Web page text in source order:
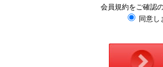
会員規約をご確認
同意し